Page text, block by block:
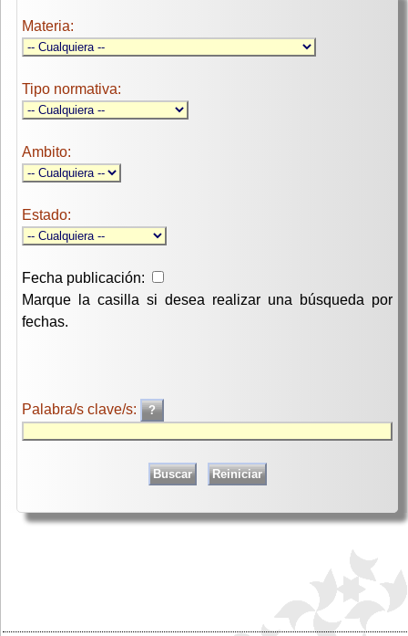
Materia:
Tipo normativa:
Ambito:
Estado:
Fecha publicación:
Marque la casilla si desea realizar una búsqueda por
fechas.
Palabra/s clave/s: